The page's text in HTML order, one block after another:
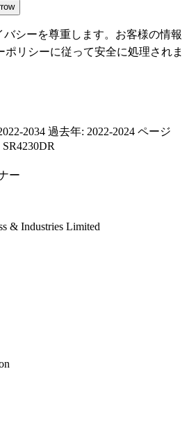
バシーを尊重します。お客様の情報
ポリシーに従って安全に処理されま
2034 過去年: 2022-2024 ページ
ー